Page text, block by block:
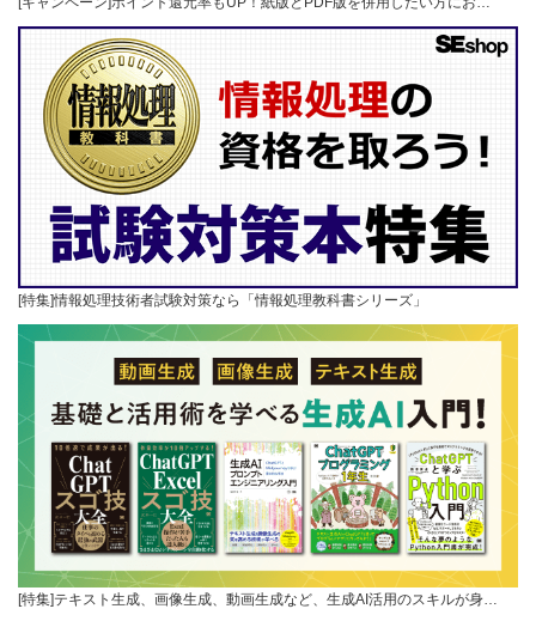
[特集]情報処理技術者試験対策なら「情報処理教科書シリーズ」
[特集]テキスト生成、画像生成、動画生成など、生成AI活用のスキルが身…